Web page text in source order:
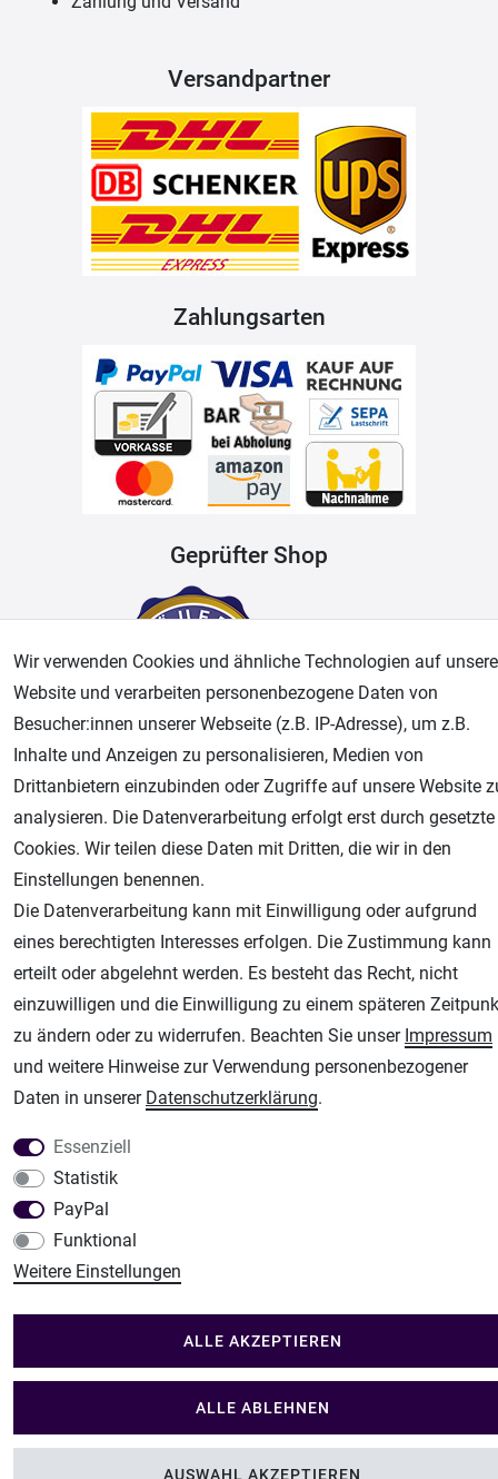
Versandpartner
Zahlungsarten
Geprüfter Shop
Airbrush-City
Fachhandel für: Airbrushpistolen, Kompressoren, Airbrushfarben
Modellbau-City
Modellbau Shop
Plotter-City
Schneideplotter, Transferpressen, Siebdruck und Plotterfolien
Im Shop Kaufen
Wir verwenden Cookies und ähnliche Technologien auf
Website und verarbeiten personenbezogene Daten von
Besucher:innen unserer Webseite (z.B. IP-Adresse), um z.B.
Inhalte und Anzeigen zu personalisieren, Medien von
Drittanbietern einzubinden oder Zugriffe auf unsere Website
analysieren. Die Datenverarbeitung erfolgt erst durch gesetzte
Cookies. Wir teilen diese Daten mit Dritten, die wir in den
Einstellungen benennen.
Die Datenverarbeitung kann mit Einwilligung oder aufgrund
eines berechtigten Interesses erfolgen. Die Zustimmung kann
erteilt oder abgelehnt werden. Es besteht das Recht, nicht
einzuwilligen und die Einwilligung zu einem späteren
zu ändern oder zu widerrufen. Beachten Sie unser Impressum
und weitere Hinweise zur Verwendung personenbezogener
Daten in unserer Daten­schutz­erklärung.
Essenziell
Statistik
PayPal
Funktional
Weitere Einstellungen
ALLE AKZEPTIEREN
ALLE ABLEHNEN
AUSWAHL AKZEPTIEREN